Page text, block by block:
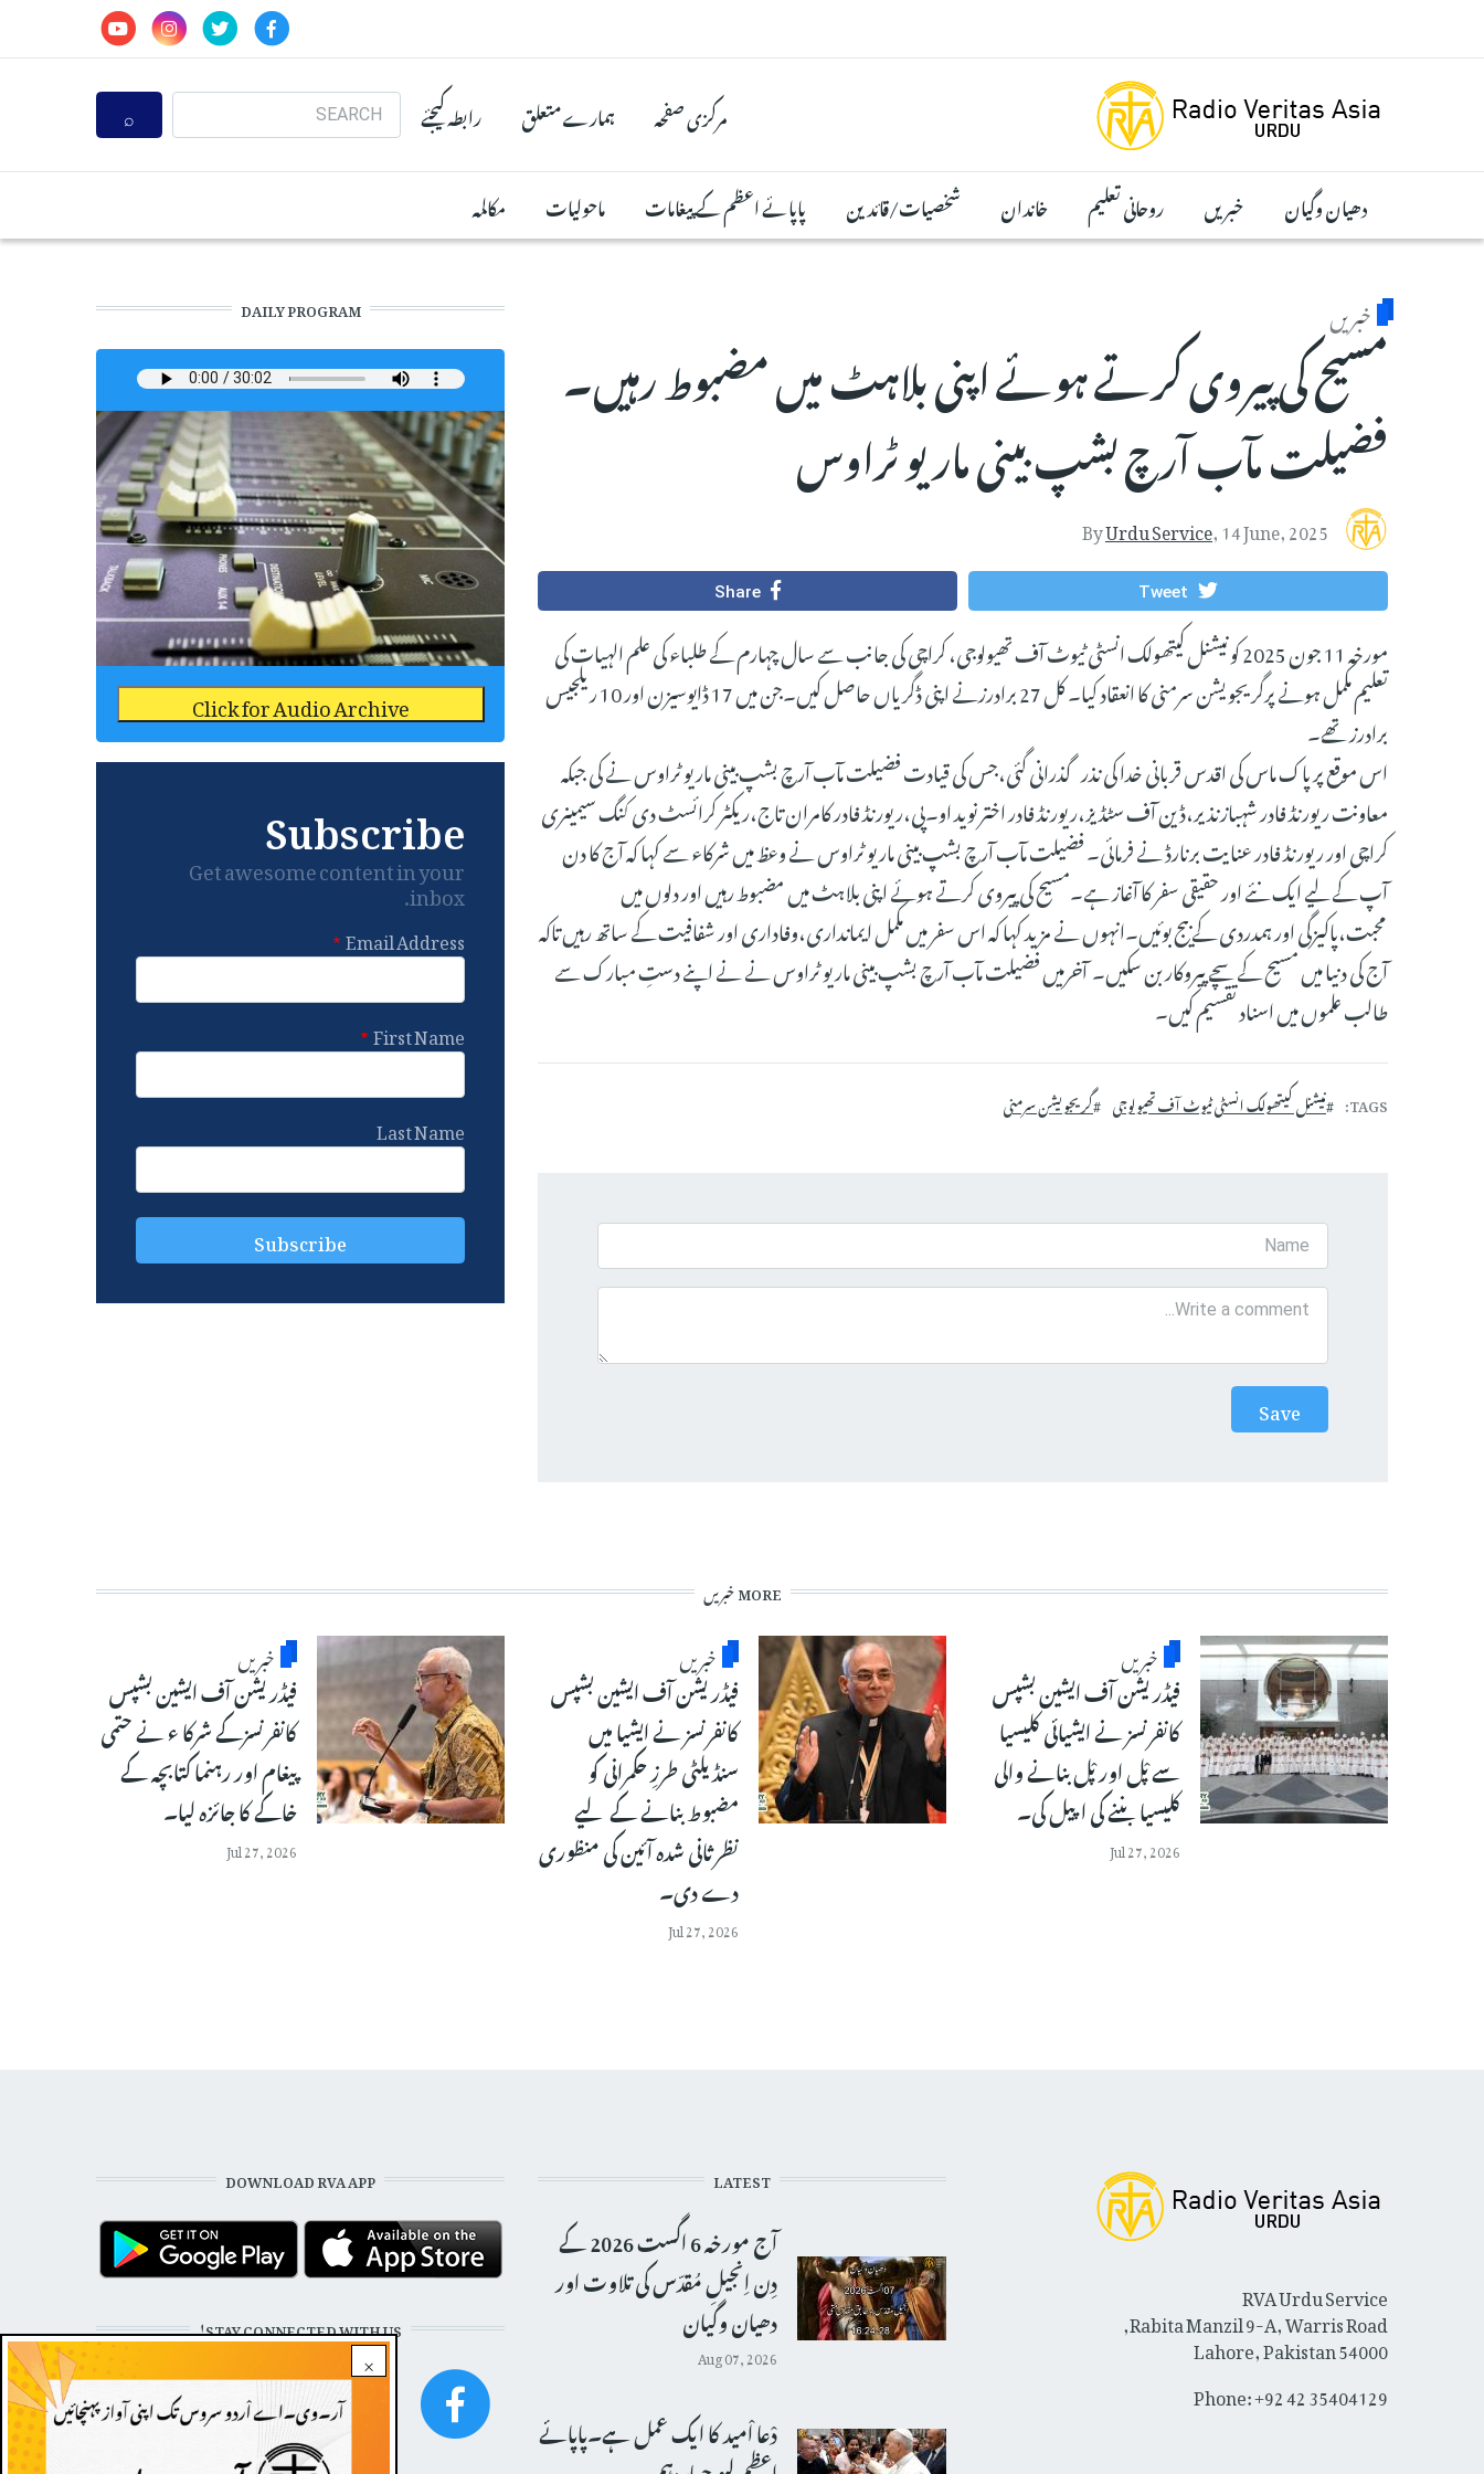
مرکزی صفحہ ہمارے متعلق رابطہ کیجئے
Search
دھیان وگیان خبریں روحانی تعلیم خاندان شخصیات/قائدین پاپائے اعظم کے پیغامات ماحولیات مکالمہ
خبریں
مسیح کی پیروی کرتے ہوئے اپنی بلاہٹ میں مضبوط رہیں۔
فضیلت مآب آرچ بشپ بینی ماریو ٹراوس
ByUrdu Service,14 June, 2025
Tweet
Share
مورخہ 11 جون 2025 کو نیشنل کیتھولک انسٹی ٹیوٹ آف تھیولوجی، کراچی کی جانب سے سال چہارم کے طلباء کی علم الہیات کی
تعلیم مکمل ہونے پرگریجویشن سرمنی کا انعقاد کیا۔ کل 27 برادرزنے اپنی ڈگریاں حاصل کیں۔جن میں 17 ڈایوسیزن اور 10 ریلجیس
برادرز تھے۔
اس موقع پر پاک ماس کی اقدس قربانی خدا کی نذر گذرانی گئی،جس کی قیادت فضیلت مآب آرچ بشپ بینی ماریو ٹراوس نے کی جبکہ
معاونت ریورنڈ فادر شہبازنذیر،ڈین آف سٹڈیز،ریورنڈ فادر اختر نوید او۔پی،ریورنڈ فادر کامران تاج،ریکٹر کرائسٹ دی کنگ سیمینری
کراچی اور ریورنڈ فادر عنایت برنارڈ نے فرمائی۔ فضیلت مآب آرچ بشپ بینی ماریو ٹراوس نے وعظ میں شرکاء سے کہا کہ آج کا دن
آپ کے لیے ایک نئے اور حقیقی سفر کا آغاز ہے۔مسیح کی پیروی کرتے ہوئے اپنی بلاہٹ میں مضبوط رہیں اور دلوں میں
محبت،پاکیزگی اور ہمدردی کے بیج بوئیں۔انہوں نے مزید کہا کہ اس سفر میں مکمل ایمانداری،وفاداری اور شفافیت کے ساتھ رہیں تاکہ
آج کی دنیا میں مسیح کے سچے پیروکار بن سکیں۔ آخرمیں فضیلت مآب آرچ بشپ بینی ماریو ٹراوس نے نے اپنے دستِ مبارک سے
طالب علموں میں اسناد تقسیم کیں۔
TAGS نیشنل کیتھولک انسٹی ٹیوٹ آف تھیولوجی گریجویشن سرمنی
DAILY PROGRAM
Click for Audio Archive
Subscribe
Get awesome content in your
inbox.
Email Address
First Name
Last Name
MORE خبریں
خبریں
فیڈریشن آف ایشین بشپس
کانفرنسز نے ایشیائی کلیسیا
سے پْل اور پْل بنانے والی
کلیسیا بننے کی اپیل کی۔
Jul 27, 2026
خبریں
فیڈریشن آف ایشین بشپس
کانفرنسز نے ایشیا میں
سنڈیلٹی طرزِ حکمرانی کو
مضبوط بنانے کے لیے
نظرثانی شدہ آئین کی منظوری
دے دی۔
Jul 27, 2026
خبریں
فیڈریشن آف ایشین بشپس
کانفرنسزکے شرکا ء نے حتمی
پیغام اور رہنما کتابچہ کے
خاکے کا جائزہ لیا۔
Jul 27, 2026
×
RVA Urdu Service
Rabita Manzil 9-A, Warris Road,
Lahore, Pakistan 54000
Phone: +92 42 35404129
LATEST
آج مورخہ 6 اگست 2026 کے
دِن اِنجیلِ مُقدّس کی تلاوت اور
دھیان وگیان
Aug 07, 2026
دْعا اْمید کا ایک عمل ہے۔پاپائے
DOWNLOAD RVA APP
STAY CONNECTED WITH US!